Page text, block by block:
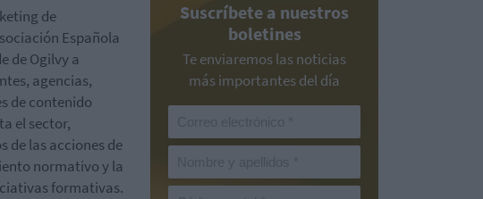
de
Española
de Ogilvy a
agencias,
de contenido
el sector,
de las acciones de
normativo y la
formativas.
Suscríbete a nuestros
boletines
Te enviaremos las noticias
más importantes del día